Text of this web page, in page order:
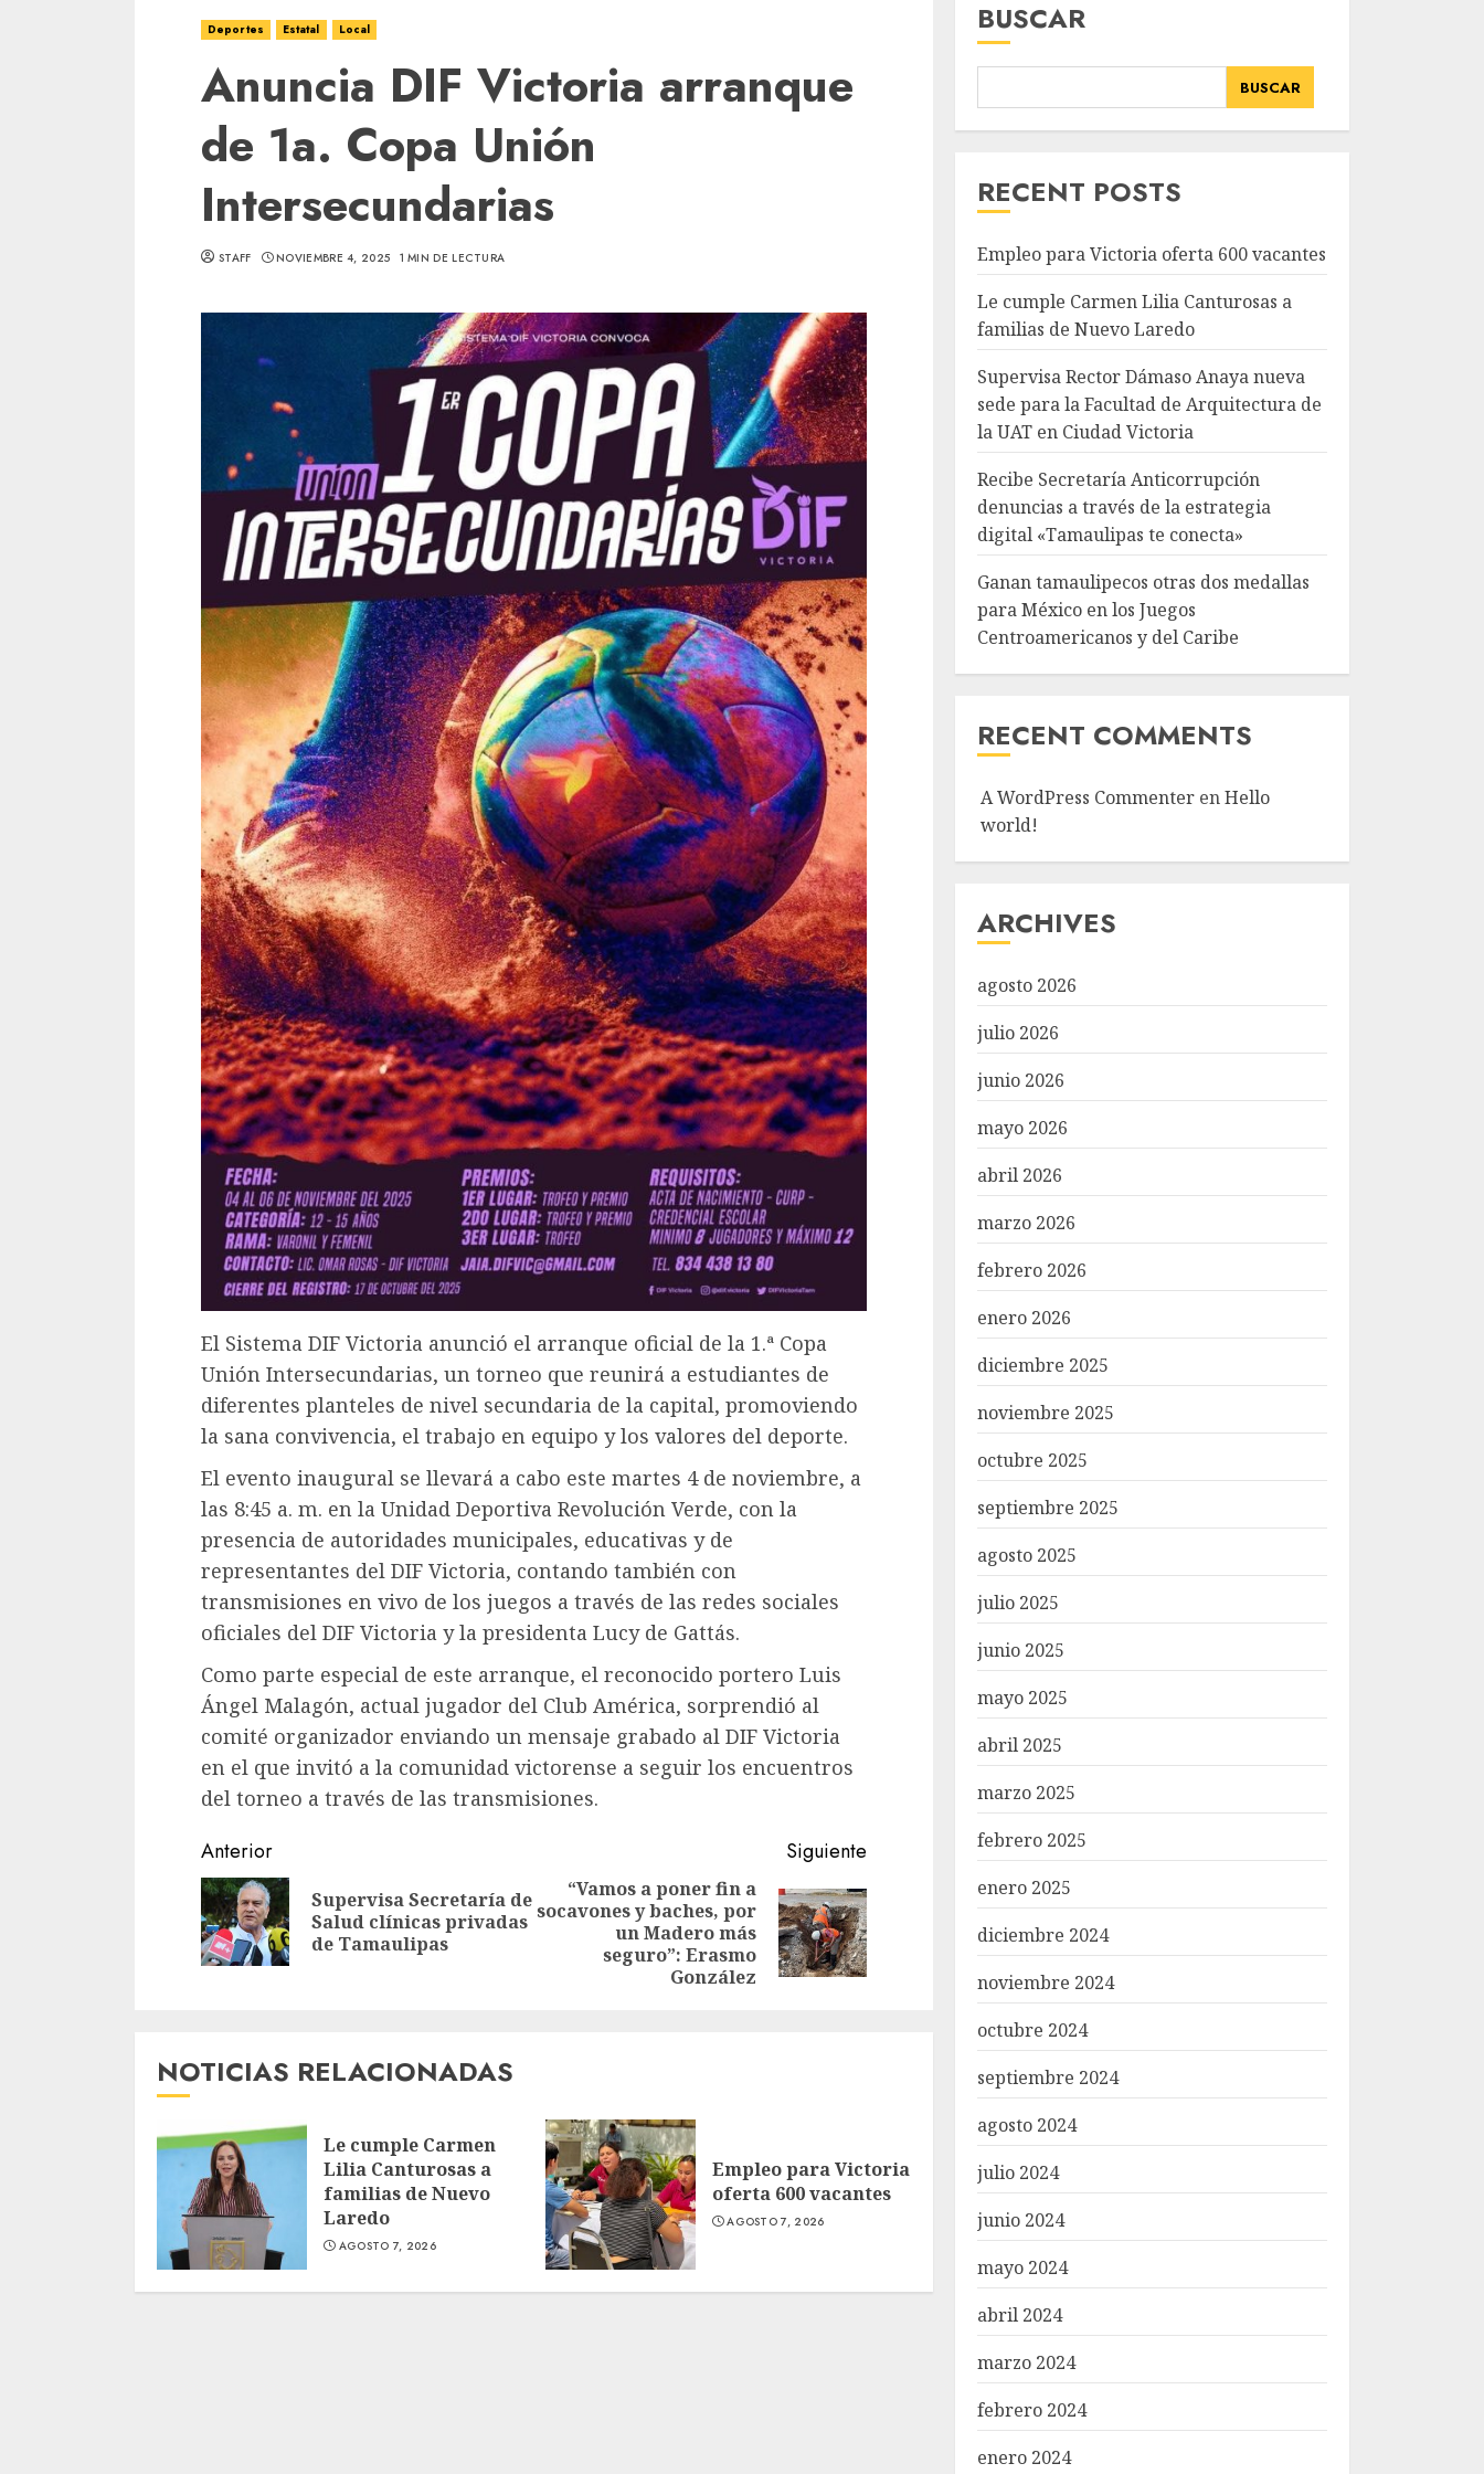
Deportes Estatal Local
Anuncia DIF Victoria arranque
de 1a. Copa Unión
Intersecundarias
STAFF NOVIEMBRE 4, 2025 1 MIN DE LECTURA
El Sistema DIF Victoria anunció el arranque oficial de la 1.ª Copa
Unión Intersecundarias, un torneo que reunirá a estudiantes de
diferentes planteles de nivel secundaria de la capital, promoviendo
la sana convivencia, el trabajo en equipo y los valores del deporte.
El evento inaugural se llevará a cabo este martes 4 de noviembre, a
las 8:45 a. m. en la Unidad Deportiva Revolución Verde, con la
presencia de autoridades municipales, educativas y de
representantes del DIF Victoria, contando también con
transmisiones en vivo de los juegos a través de las redes sociales
oficiales del DIF Victoria y la presidenta Lucy de Gattás.
Como parte especial de este arranque, el reconocido portero Luis
Ángel Malagón, actual jugador del Club América, sorprendió al
comité organizador enviando un mensaje grabado al DIF Victoria
en el que invitó a la comunidad victorense a seguir los encuentros
del torneo a través de las transmisiones.
Sigue
leyendo
Anterior
Entrada
anterior:
Supervisa Secretaría de
Salud clínicas privadas
de Tamaulipas
Siguiente
Siguiente
entrada:
“Vamos a poner fin a
socavones y baches, por
un Madero más
seguro”: Erasmo
González
NOTICIAS RELACIONADAS
Le cumple Carmen
Lilia Canturosas a
familias de Nuevo
Laredo
AGOSTO 7, 2026
Empleo para Victoria
oferta 600 vacantes
AGOSTO 7, 2026
BUSCAR
BUSCAR
RECENT POSTS
Empleo para Victoria oferta 600 vacantes
Le cumple Carmen Lilia Canturosas a
familias de Nuevo Laredo
Supervisa Rector Dámaso Anaya nueva
sede para la Facultad de Arquitectura de
la UAT en Ciudad Victoria
Recibe Secretaría Anticorrupción
denuncias a través de la estrategia
digital «Tamaulipas te conecta»
Ganan tamaulipecos otras dos medallas
para México en los Juegos
Centroamericanos y del Caribe
RECENT COMMENTS
A WordPress Commenter enHello
world!
ARCHIVES
agosto 2026
julio 2026
junio 2026
mayo 2026
abril 2026
marzo 2026
febrero 2026
enero 2026
diciembre 2025
noviembre 2025
octubre 2025
septiembre 2025
agosto 2025
julio 2025
junio 2025
mayo 2025
abril 2025
marzo 2025
febrero 2025
enero 2025
diciembre 2024
noviembre 2024
octubre 2024
septiembre 2024
agosto 2024
julio 2024
junio 2024
mayo 2024
abril 2024
marzo 2024
febrero 2024
enero 2024